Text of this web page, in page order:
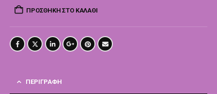
ΠΡΟΣΘΉΚΗ ΣΤΟ ΚΑΛΆΘΙ
ΠΕΡΙΓΡΑΦΉ